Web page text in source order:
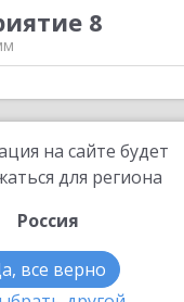
8
на сайте будет
для региона
Россия
все верно